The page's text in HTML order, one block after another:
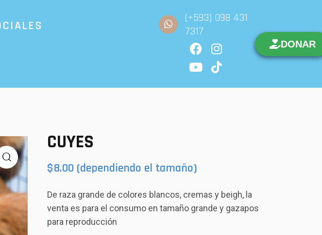
(+593) 098 431
7317
DONAR
CUYES
$8.00 (dependiendo el tamaño)
De raza grande de colores blancos, cremas y beigh, la
venta es para el consumo en tamaño grande y gazapos
para reproducción